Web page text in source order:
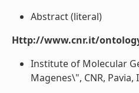
Abstract (literal)
Http://www.cnr.it/
Institute of Molecular
Magenes\", CNR,